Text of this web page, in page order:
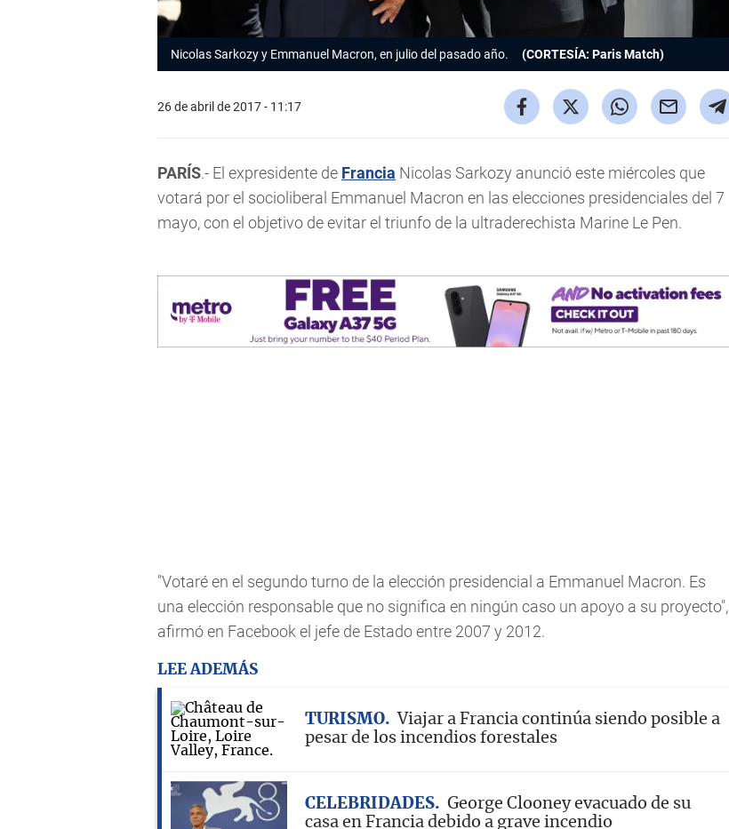
Nicolas Sarkozy y Emmanuel Macron, en julio del pasado año. (CORTESÍA: Paris Match)
26 de abril de 2017 - 11:17
PARÍS.- El expresidente de Francia Nicolas Sarkozy anunció este miércoles que
votará por el socioliberal Emmanuel Macron en las elecciones presidenciales del 7
mayo, con el objetivo de evitar el triunfo de la ultraderechista Marine Le Pen.
"Votaré en el segundo turno de la elección presidencial a Emmanuel Macron. Es
una elección responsable que no significa en ningún caso un apoyo a su proyecto",
afirmó en Facebook el jefe de Estado entre 2007 y 2012.
LEE ADEMÁS
TURISMO
Viajar a Francia continúa siendo posible a
pesar de los incendios forestales
CELEBRIDADES
George Clooney evacuado de su
casa en Francia debido a grave incendio